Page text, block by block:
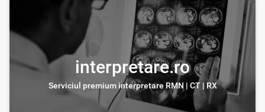
interpretare.ro
Serviciul premium interpretare RMN | CT | RX